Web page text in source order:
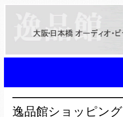
逸品館ショッピン